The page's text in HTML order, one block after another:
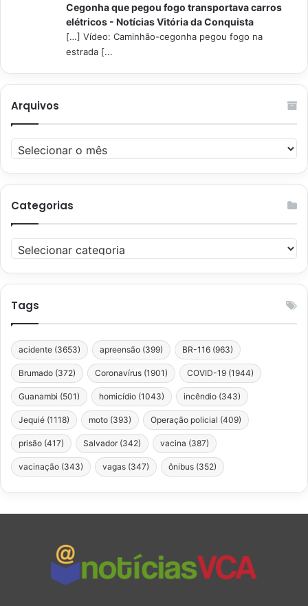
Cegonha que pegou fogo transportava carros
elétricos - Notícias Vitória da Conquista
[…] Vídeo: Caminhão-cegonha pegou fogo na
estrada [...
Arquivos
Arquivos
Categorias
Categorias
Tags
acidente (3653) apreensão (399) BR-116 (963)
Brumado (372) Coronavírus (1901) COVID-19 (1944)
Guanambi (501) homicídio (1043) incêndio (343)
Jequié (1118) moto (393) Operação policial (409)
prisão (417) Salvador (342) vacina (387)
vacinação (343) vagas (347) ônibus (352)